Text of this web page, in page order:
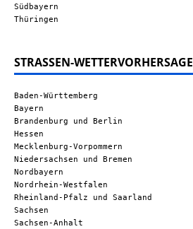
Südbayern
Thüringen
STRASSEN-WETTERVORHERSAGEN
Baden-Württemberg
Bayern
Brandenburg und Berlin
Hessen
Mecklenburg-Vorpommern
Niedersachsen und Bremen
Nordbayern
Nordrhein-Westfalen
Rheinland-Pfalz und Saarland
Sachsen
Sachsen-Anhalt